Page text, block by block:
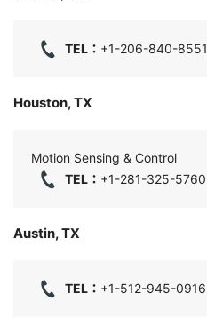
TEL： +1-206-840-8551
Houston, TX
Motion Sensing & Control
TEL： +1-281-325-5760
Austin, TX
TEL： +1-512-945-0916